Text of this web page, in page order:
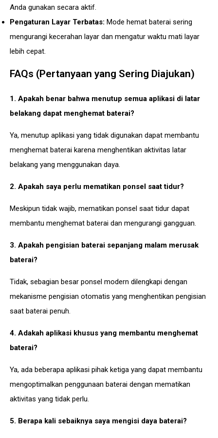
Anda gunakan secara aktif.
Pengaturan Layar Terbatas: Mode hemat baterai sering
mengurangi kecerahan layar dan mengatur waktu mati layar
lebih cepat.
FAQs (Pertanyaan yang Sering Diajukan)
1. Apakah benar bahwa menutup semua aplikasi di latar
belakang dapat menghemat baterai?
Ya, menutup aplikasi yang tidak digunakan dapat membantu
menghemat baterai karena menghentikan aktivitas latar
belakang yang menggunakan daya.
2. Apakah saya perlu mematikan ponsel saat tidur?
Meskipun tidak wajib, mematikan ponsel saat tidur dapat
membantu menghemat baterai dan mengurangi gangguan.
3. Apakah pengisian baterai sepanjang malam merusak
baterai?
Tidak, sebagian besar ponsel modern dilengkapi dengan
mekanisme pengisian otomatis yang menghentikan pengisian
saat baterai penuh.
4. Adakah aplikasi khusus yang membantu menghemat
baterai?
Ya, ada beberapa aplikasi pihak ketiga yang dapat membantu
mengoptimalkan penggunaan baterai dengan mematikan
aktivitas yang tidak perlu.
5. Berapa kali sebaiknya saya mengisi daya baterai?